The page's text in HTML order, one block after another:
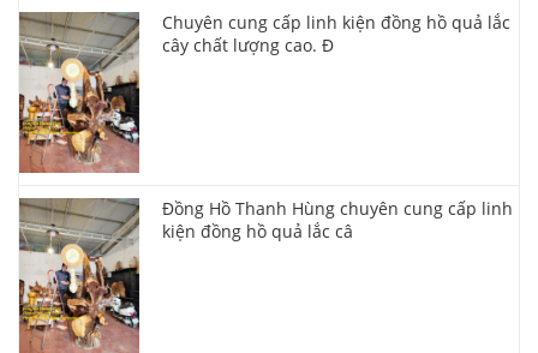
Chuyên cung cấp linh kiện đồng hồ quả lắc
cây chất lượng cao. Đ
Đồng Hồ Thanh Hùng chuyên cung cấp linh
kiện đồng hồ quả lắc câ